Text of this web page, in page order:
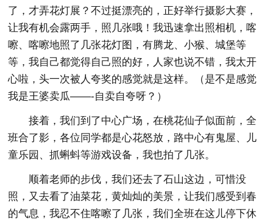
了，才弄花灯展？不过挺漂亮的，正好举行摄影大赛，
让我有机会露两手，照几张哦！我迅速拿出照相机，喀
嚓、喀嚓地照了几张花灯图，有腾龙、小猴、城堡等
等，我自己都觉得自己照的好，人家也说不错，我太开
心啦，头一次被人夸奖的感觉就是这样。（是不是感觉
我是王婆卖瓜——-自卖自夸呀？）
接着，我们到了中心广场，在桃花仙子似面前，全
班合了影，各位同学都是心花怒放，路中心有鬼屋、儿
童乐园、抓蝌蚪等游戏设备，我也拍了几张。
顺着老师的步伐，我们还去了石山这边，可惜没
照，又去看了油菜花，黄灿灿的美景，让我们感受到春
的气息，我忍不住喀嚓了几张，我们全班在这儿停下休